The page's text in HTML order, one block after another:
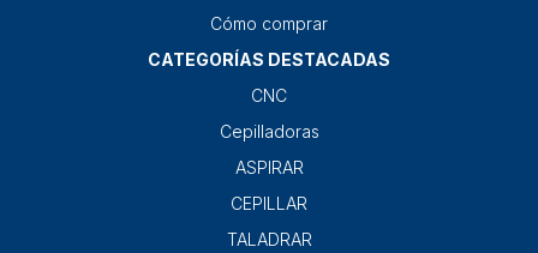
Cómo comprar
CATEGORÍAS DESTACADAS
CNC
Cepilladoras
ASPIRAR
CEPILLAR
TALADRAR